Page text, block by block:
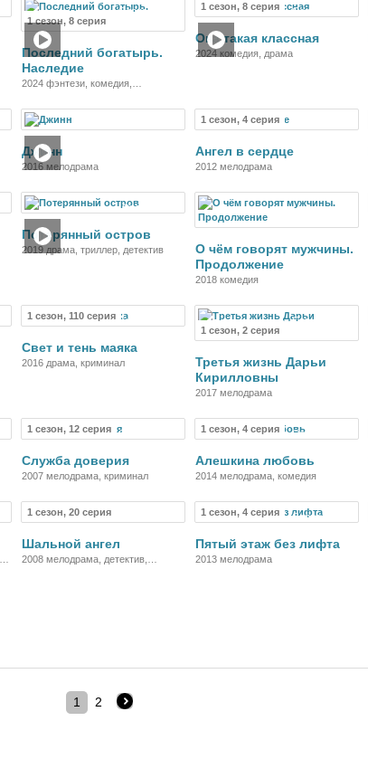
1 сезон, 8 серия
Сериал
Последний богатырь.
Наследие
2024 фэнтези, комедия,
1 сезон, 8 серия Сериал
Она такая классная
2024 комедия, драма
Джинн
2016 мелодрама
1 сезон, 4 серия
Ангел в сердце
2012 мелодрама
Фильм
Потерянный остров
2019 драма, триллер, детектив
О чём говорят мужчины.
Продолжение
2018 комедия
1 сезон, 110 серия Сериал
Свет и тень маяка
2016 драма, криминал
1 сезон, 2 серия
Сериал
Третья жизнь Дарьи
Кирилловны
2017 мелодрама
1 сезон, 12 серия Сериал
Служба доверия
2007 мелодрама, криминал
1 сезон, 4 серия Сериал
Алешкина любовь
2014 мелодрама, комедия
1 сезон, 20 серия
Шальной ангел
2008 мелодрама, детектив,
1 сезон, 4 серия Сериал
Пятый этаж без лифта
2013 мелодрама
1 2